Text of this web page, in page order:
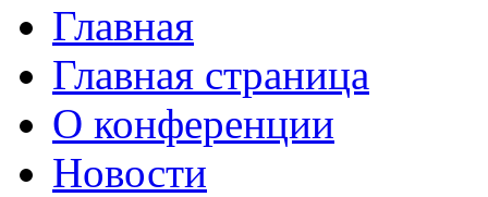
Главная
Главная страница
О конференции
Новости